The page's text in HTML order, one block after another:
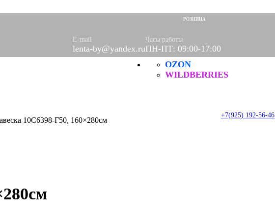
E-mail
lenta-by@yandex.ru
Часы работы
ПН-ПТ: 09:00-17:00
+7(925) 192-56-46
OZON
РОЗНИЦА
WILDBERRIES
10С6398-Г50, 160×280см